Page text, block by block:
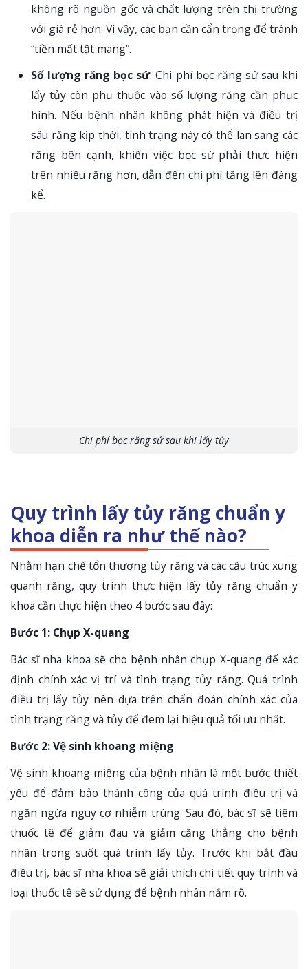
không rõ nguồn gốc và chất lượng trên thị trường
với giá rẻ hơn. Vì vậy, các bạn cần cẩn trọng để tránh
“tiền mất tật mang”.
Số lượng răng bọc sứ: Chi phí bọc răng sứ sau khi
lấy tủy còn phụ thuộc vào số lượng răng cần phục
hình. Nếu bệnh nhân không phát hiện và điều trị
sâu răng kịp thời, tình trạng này có thể lan sang các
răng bên cạnh, khiến việc bọc sứ phải thực hiện
trên nhiều răng hơn, dẫn đến chi phí tăng lên đáng
kể.
Chi phí bọc răng sứ sau khi lấy tủy
Quy trình lấy tủy răng chuẩn y
khoa diễn ra như thế nào?
Nhằm hạn chế tổn thương tủy răng và các cấu trúc xung
quanh răng, quy trình thực hiện lấy tủy răng chuẩn y
khoa cần thực hiện theo 4 bước sau đây:
Bước 1: Chụp X-quang
Bác sĩ nha khoa sẽ cho bệnh nhân chụp X-quang để xác
định chính xác vị trí và tình trạng tủy răng. Quá trình
điều trị lấy tủy nên dựa trên chẩn đoán chính xác của
tình trạng răng và tủy để đem lại hiệu quả tối ưu nhất.
Bước 2: Vệ sinh khoang miệng
Vệ sinh khoang miệng của bệnh nhân là một bước thiết
yếu để đảm bảo thành công của quá trình điều trị và
ngăn ngừa nguy cơ nhiễm trùng. Sau đó, bác sĩ sẽ tiêm
thuốc tê để giảm đau và giảm căng thẳng cho bệnh
nhân trong suốt quá trình lấy tủy. Trước khi bắt đầu
điều trị, bác sĩ nha khoa sẽ giải thích chi tiết quy trình và
loại thuốc tê sẽ sử dụng để bệnh nhân nắm rõ.